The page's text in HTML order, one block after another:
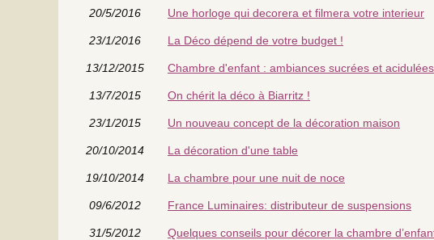
20/5/2016 Une horloge qui decorera et filmera votre interieur
23/1/2016 La Déco dépend de votre budget !
13/12/2015 Chambre d'enfant : ambiances sucrées et acidulées
13/7/2015 On chérit la déco à Biarritz !
23/1/2015 Un nouveau concept de la décoration maison
20/10/2014 La décoration d'une table
19/10/2014 La chambre pour une nuit de noce
09/6/2012 France Luminaires: distributeur de suspensions
31/5/2012 Quelques conseils pour décorer la chambre